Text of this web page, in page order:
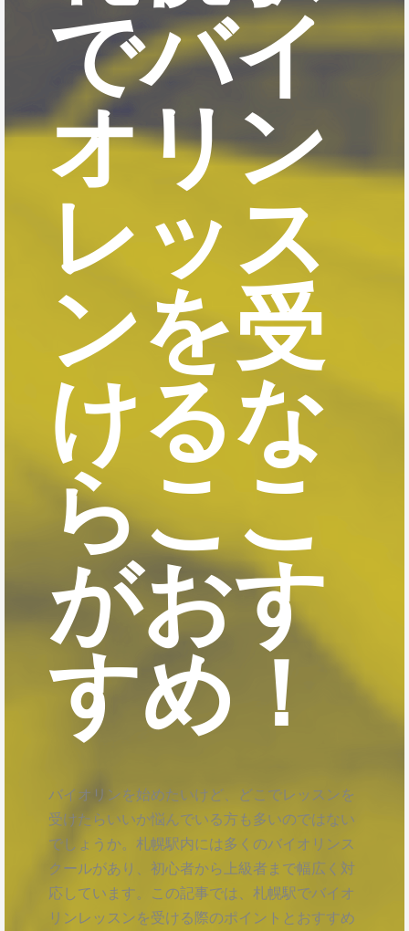
でバイ
オリン
レッス
ンを受
けるな
らここ
がおす
すめ！
バイオリンを始めたいけど、どこでレッスンを
受けたらいいか悩んでいる方も多いのではない
でしょうか。札幌駅内には多くのバイオリンス
クールがあり、初心者から上級者まで幅広く対
応しています。この記事では、札幌駅でバイオ
リンレッスンを受ける際のポイントとおすすめ